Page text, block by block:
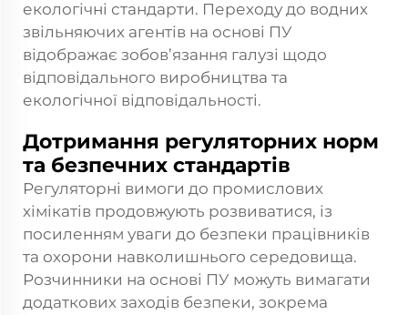
екологічні стандарти. Переходу до водних
звільняючих агентів на основі ПУ
відображає зобов’язання галузі щодо
відповідального виробництва та
екологічної відповідальності.
Дотримання регуляторних норм
та безпечних стандартів
Регуляторні вимоги до промислових
хімікатів продовжують розвиватися, із
посиленням уваги до безпеки працівників
та охорони навколишнього середовища.
Розчинники на основі ПУ можуть вимагати
додаткових заходів безпеки, зокрема